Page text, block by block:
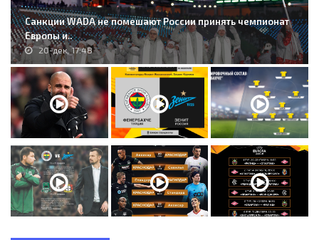
Санкции WADA не помешают России принять чемпионат
Европы и..
20-дек, 17:48